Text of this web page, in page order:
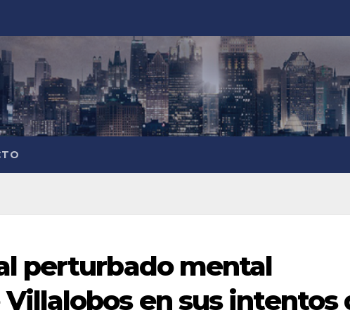
perturbado mental
en sus intentos